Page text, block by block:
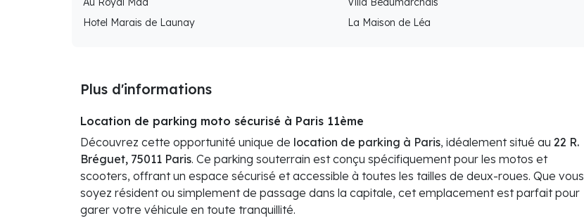
Hotel Marais de Launay
La Maison de Léa
Plus d'informations
Location de parking moto sécurisé à Paris 11ème
Découvrez cette opportunité unique de location de parking à Paris, idéalement situé au 22 R.
Bréguet, 75011 Paris. Ce parking souterrain est conçu spécifiquement pour les motos et
scooters, offrant un espace sécurisé et accessible à toutes les tailles de deux-roues. Que vous
soyez résident ou simplement de passage dans la capitale, cet emplacement est parfait pour
garer votre véhicule en toute tranquillité.